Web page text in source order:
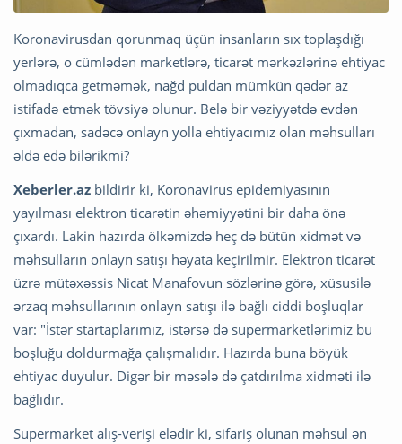
Koronavirusdan qorunmaq üçün insanların sıx toplaşdığı
yerlərə, o cümlədən marketlərə, ticarət mərkəzlərinə ehtiyac
olmadıqca getməmək, nağd puldan mümkün qədər az
istifadə etmək tövsiyə olunur. Belə bir vəziyyətdə evdən
çıxmadan, sadəcə onlayn yolla ehtiyacımız olan məhsulları
əldə edə bilərikmi?
Xeberler.az bildirir ki, Koronavirus epidemiyasının
yayılması elektron ticarətin əhəmiyyətini bir daha önə
çıxardı. Lakin hazırda ölkəmizdə heç də bütün xidmət və
məhsulların onlayn satışı həyata keçirilmir. Elektron ticarət
üzrə mütəxəssis Nicat Manafovun sözlərinə görə, xüsusilə
ərzaq məhsullarının onlayn satışı ilə bağlı ciddi boşluqlar
var: "İstər startaplarımız, istərsə də supermarketlərimiz bu
boşluğu doldurmağa çalışmalıdır. Hazırda buna böyük
ehtiyac duyulur. Digər bir məsələ də çatdırılma xidməti ilə
bağlıdır.
Supermarket alış-verişi elədir ki, sifariş olunan məhsul ən